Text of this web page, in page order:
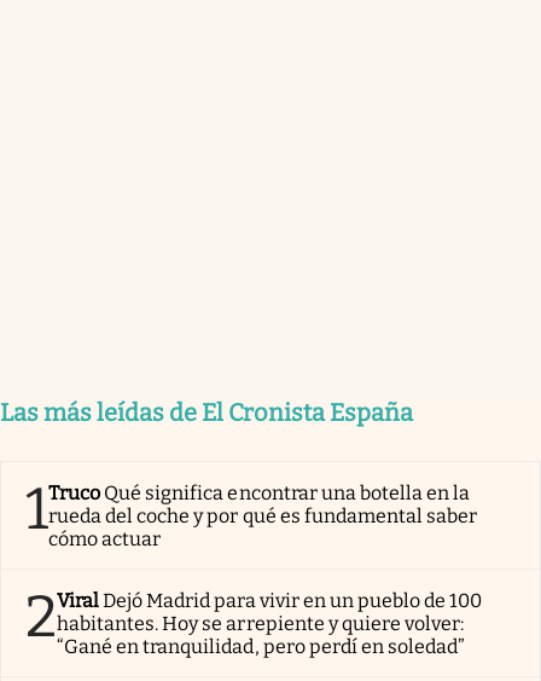
Las más leídas de El Cronista España
1Truco Qué significa encontrar una botella en la
rueda del coche y por qué es fundamental saber
cómo actuar
2ViralDejó Madrid para vivir en un pueblo de 100
habitantes. Hoy se arrepiente y quiere volver:
“Gané en tranquilidad, pero perdí en soledad”